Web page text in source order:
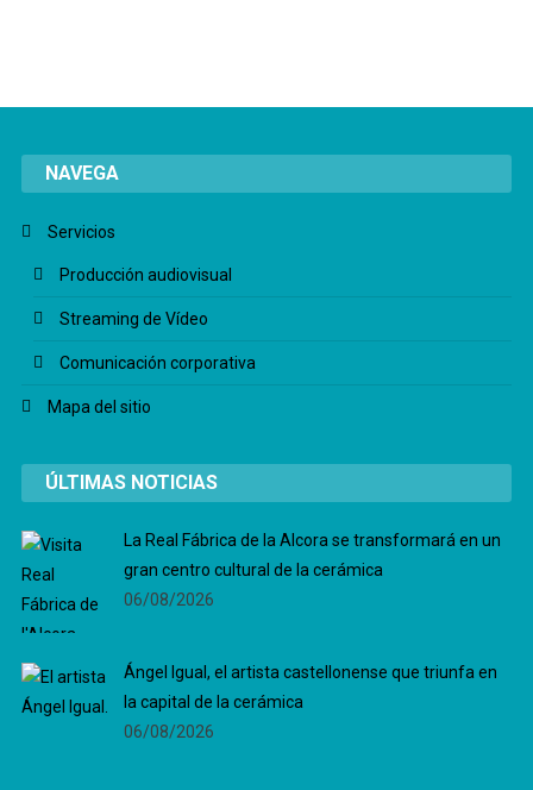
NAVEGA
Servicios
Producción audiovisual
Streaming de Vídeo
Comunicación corporativa
Mapa del sitio
ÚLTIMAS NOTICIAS
La Real Fábrica de la Alcora se transformará en un
gran centro cultural de la cerámica
06/08/2026
Ángel Igual, el artista castellonense que triunfa en
la capital de la cerámica
06/08/2026